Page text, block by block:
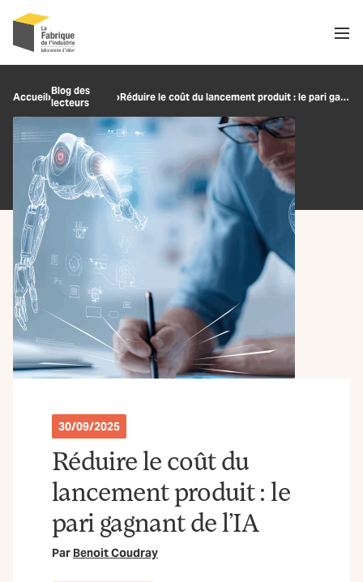
Recherche
Accueil›Blog des
lecteurs
› Réduire le coût du lancement produit : le pari gagnant de l’IA
30/09/2025
Réduire le coût du
lancement produit : le
pari gagnant de l’IA
Par Benoit Coudray